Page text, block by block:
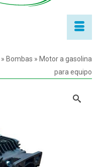
» Bombas » Motor a gasolina
para equipo